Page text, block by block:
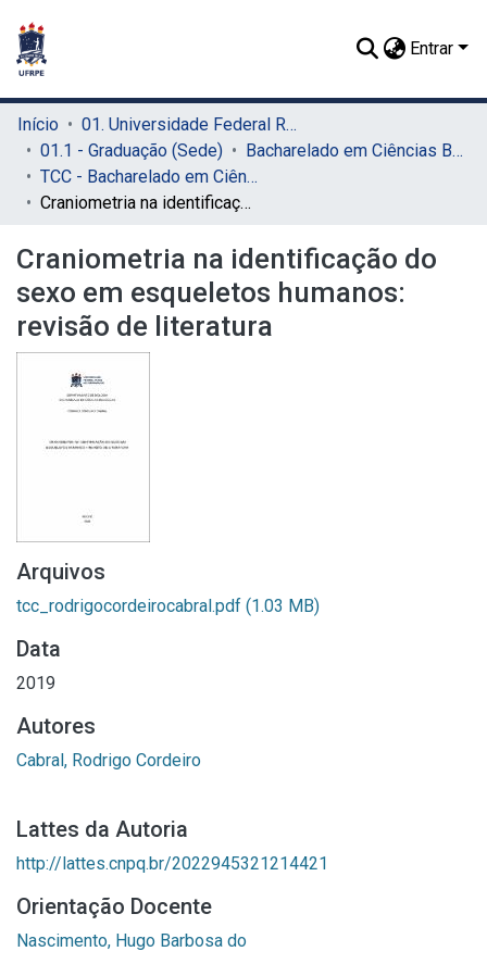
Entrar
Início
01. Universidade Federal Rural de Pernambuco - UFRPE (Sede)
01.1 - Graduação (Sede)
Bacharelado em Ciências Biológicas (Sede)
TCC - Bacharelado em Ciências Biológicas (Sede)
Craniometria na identificação do sexo em esqueletos humanos: revisão de literatura
Craniometria na identificação do
sexo em esqueletos humanos:
revisão de literatura
Arquivos
tcc_rodrigocordeirocabral.pdf (1.03 MB)
Data
2019
Autores
Cabral, Rodrigo Cordeiro
Lattes da Autoria
http://lattes.cnpq.br/2022945321214421
Orientação Docente
Nascimento, Hugo Barbosa do